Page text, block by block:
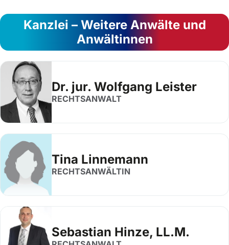
Kanzlei – Weitere Anwälte und
Anwältinnen
Dr. jur. Wolfgang Leister
RECHTSANWALT
Tina Linnemann
RECHTSANWÄLTIN
Sebastian Hinze, LL.M.